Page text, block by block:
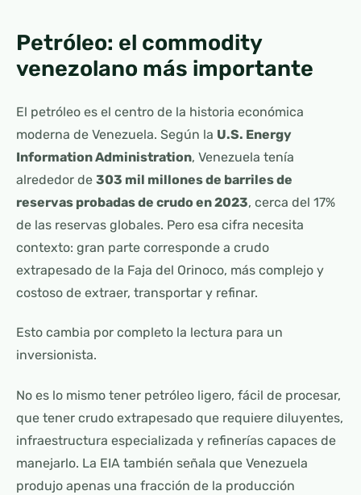
Petróleo: el commodity
venezolano más importante
El petróleo es el centro de la historia económica
moderna de Venezuela. Según la U.S. Energy
Information Administration, Venezuela tenía
alrededor de 303 mil millones de barriles de
reservas probadas de crudo en 2023, cerca del 17%
de las reservas globales. Pero esa cifra necesita
contexto: gran parte corresponde a crudo
extrapesado de la Faja del Orinoco, más complejo y
costoso de extraer, transportar y refinar.
Esto cambia por completo la lectura para un
inversionista.
No es lo mismo tener petróleo ligero, fácil de procesar,
que tener crudo extrapesado que requiere diluyentes,
infraestructura especializada y refinerías capaces de
manejarlo. La EIA también señala que Venezuela
produjo apenas una fracción de la producción